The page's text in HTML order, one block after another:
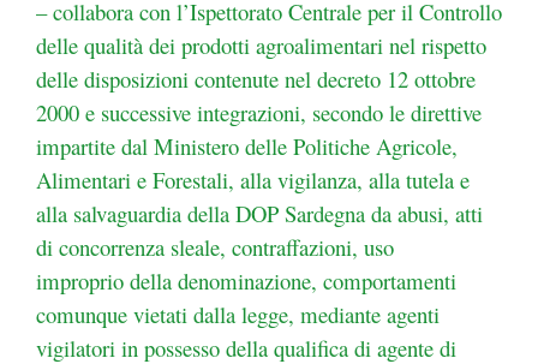
– collabora con l’Ispettorato Centrale per il Controllo
delle qualità dei prodotti agroalimentari nel rispetto
delle disposizioni contenute nel decreto 12 ottobre
2000 e successive integrazioni, secondo le direttive
impartite dal Ministero delle Politiche Agricole,
Alimentari e Forestali, alla vigilanza, alla tutela e
alla salvaguardia della DOP Sardegna da abusi, atti
di concorrenza sleale, contraffazioni, uso
improprio della denominazione, comportamenti
comunque vietati dalla legge, mediante agenti
vigilatori in possesso della qualifica di agente di